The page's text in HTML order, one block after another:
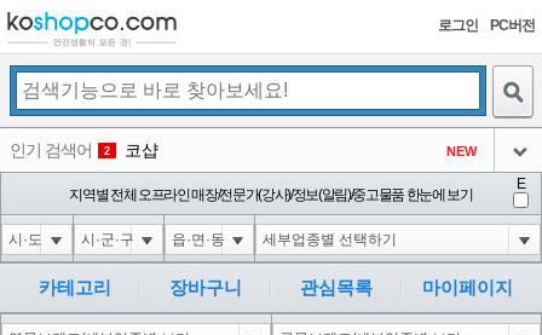
로그인 PC버전
인기 검색어 2 코샵 NEW
3 익스
아이콘
4 미끄럼방지
아이콘
5 대성설렁탕
아이콘
-16
6 1-1 waitfor delay '0:0:15' -- 0
지역별 전체 오프라인 매장/전문가(강사)/정보(알림)/중고물품 한눈에 보기
E
카테고리 장바구니 관심목록 마이페이지